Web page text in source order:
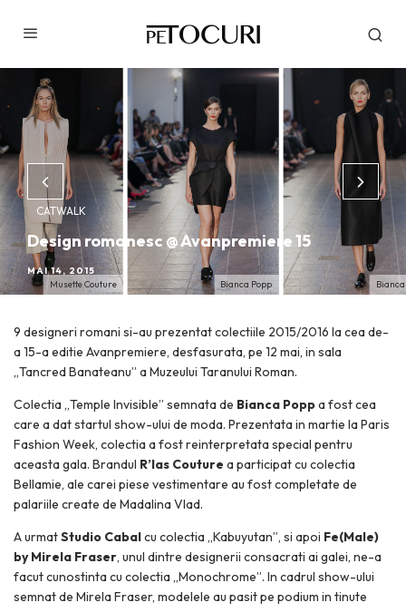
Bianca Popp
Musette Couture
CATWALK
Design romanesc @ Avanpremiere 15
MAI 14, 2015
9 designeri romani si-au prezentat colectiile 2015/2016 la cea de-
a 15-a editie Avanpremiere, desfasurata, pe 12 mai, in sala
„Tancred Banateanu” a Muzeului Taranului Roman.
Colectia „Temple Invisible” semnata de Bianca Poppa fost cea
care a dat startul show-ului de moda. Prezentata in martie la Paris
Fashion Week, colectia a fost reinterpretata special pentru
aceasta gala. Brandul R’Ias Couture a participat cu colectia
Bellamie, ale carei piese vestimentare au fost completate de
palariile create de Madalina Vlad.
A urmatStudio Cabalcu colectia „Kabuyutan”, si apoi Fe(Male)
by Mirela Fraser, unul dintre designerii consacrati ai galei, ne-a
facut cunostinta cu colectia „Monochrome”. In cadrul show-ului
semnat de Mirela Fraser, modelele au pasit pe podium in tinute